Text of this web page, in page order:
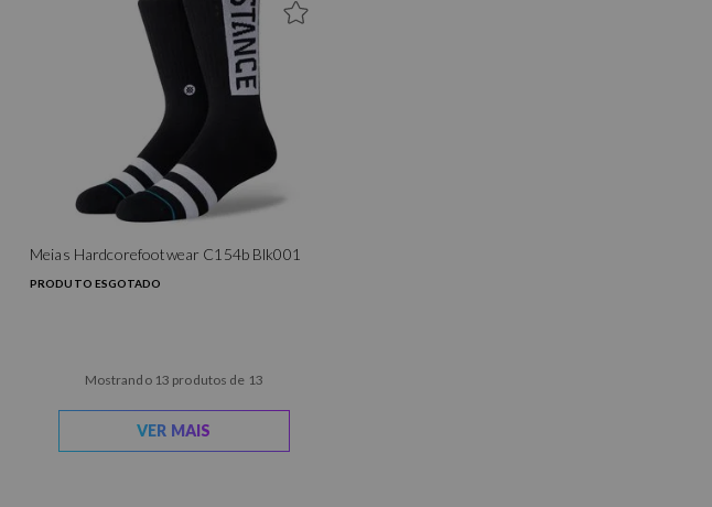
Meias Hardcorefootwear C154b Blk001
PRODUTO ESGOTADO
Mostrando 13 produtos de 13
VER MAIS